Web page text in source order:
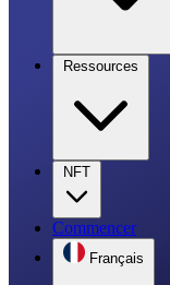
Ressources
NFT
Commencer
Français